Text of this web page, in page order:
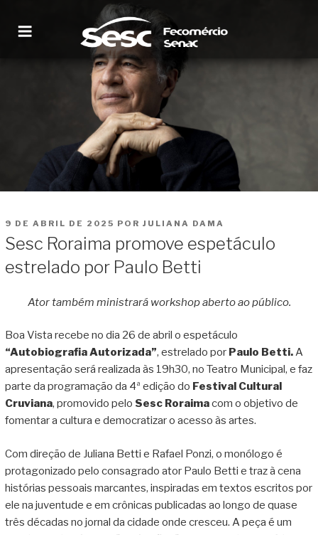
para
SESC RORAIMA
PUBLICADO
EM
9 DE ABRIL DE 2025 POR JULIANA DAMA
Sesc Roraima promove espetáculo
estrelado por Paulo Betti
Ator também ministrará workshop aberto ao público.
Boa Vista recebe no dia 26 de abril o espetáculo
“Autobiografia Autorizada”, estrelado por Paulo Betti.A
apresentação será realizada às 19h30, no Teatro Municipal, e faz
parte da programação da 4ª edição do Festival Cultural
Cruviana, promovido pelo Sesc Roraimacom o objetivo de
fomentar a cultura e democratizar o acesso às artes.
Com direção de Juliana Betti e Rafael Ponzi, o monólogo é
protagonizado pelo consagrado ator Paulo Betti e traz à cena
histórias pessoais marcantes, inspiradas em textos escritos por
ele na juventude e em crônicas publicadas ao longo de quase
três décadas no jornal da cidade onde cresceu. A peça é um